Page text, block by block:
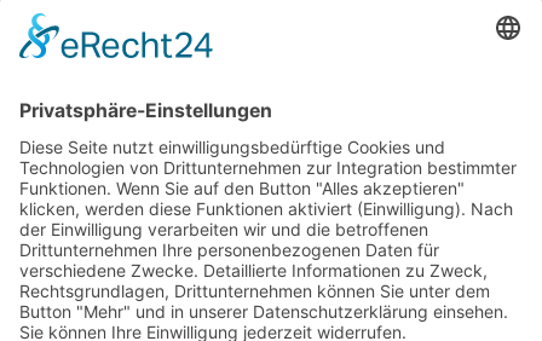
Betriebsferien
Wir befinden uns vom
19.12.2025 bis einschließlich 07.01.2026
in unseren Betriebsferien.
In dieser Zeit werden Anfragen